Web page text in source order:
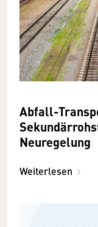
Abfall-
Neuregelung
Weiterlesen